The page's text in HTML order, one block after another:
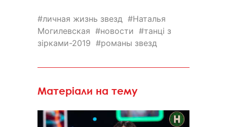
личная жизнь звезд
Наталья
Могилевская
новости
танці з
зірками-2019
романы звезд
Матеріали на тему